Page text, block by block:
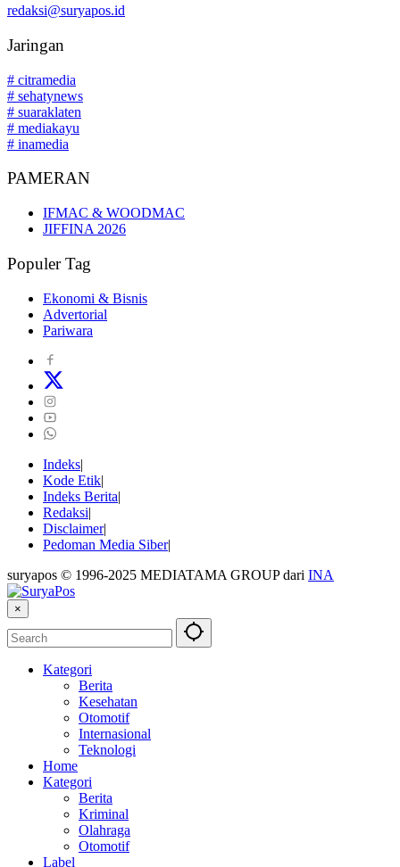
redaksi@suryapos.id
Jaringan
# citramedia
# sehatynews
# suaraklaten
# mediakayu
# inamedia
PAMERAN
IFMAC & WOODMAC
JIFFINA 2026
Populer Tag
Ekonomi & Bisnis
Advertorial
Pariwara
Indeks
Kode Etik
Indeks Berita
Redaksi
Disclaimer
Pedoman Media Siber
suryapos © 1996-2025 MEDIATAMA GROUP dari INA
×
Kategori
Berita
Kesehatan
Otomotif
Internasional
Teknologi
Home
Kategori
Berita
Kriminal
Olahraga
Otomotif
Label